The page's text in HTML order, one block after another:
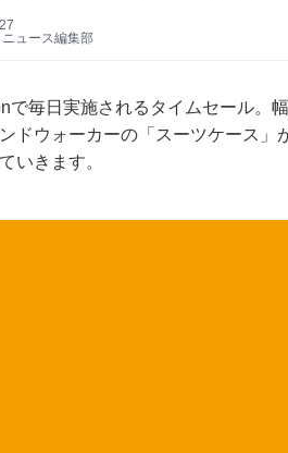
ュース編集部
で毎日実施されるタイムセール。
ドウォーカーの「スーツケース」
いきます。